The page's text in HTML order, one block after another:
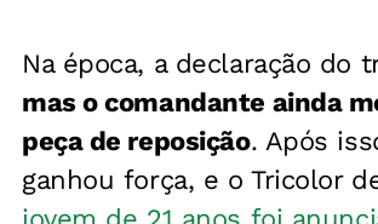
Na época, a declaração do
mas o comandante ainda
peça de reposição. Após
ganhou força, e o Tricolor